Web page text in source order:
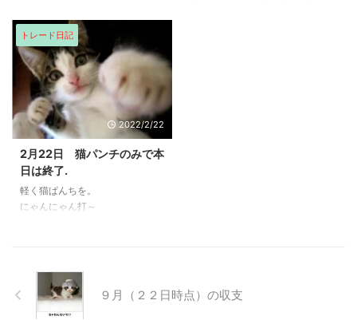
トレード日記
2022/2/22
2月22日 猫パンチのみで本
日は終了.
軽く猫ぱんちを。
にゃんにゃん打～
９月（２２日時点）の収支